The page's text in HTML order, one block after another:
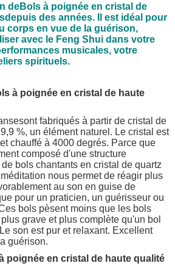
deBols à poignée en cristal de
depuis des années. Il est idéal pour
corps en vue de la guérison,
avec le Feng Shui dans votre
musicales, votre
spirituels.
à poignée en cristal de haute
sont fabriqués à partir de cristal de
%, un élément naturel. Le cristal est
chauffé à 4000 degrés. Parce que
composé d'une structure
bols chantants en cristal de quartz
nous permet de réagir plus
au son en guise de
pour un praticien, un guérisseur ou
bols pèsent moins que les bols
grave et plus complète qu'un bol
son est pur et relaxant. Excellent
guérison.
poignée en cristal de haute qualité